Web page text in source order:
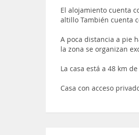
El alojamiento cuenta
altillo También cuenta
A poca distancia a pie
la zona se organizan
La casa está a 48 km
Casa con acceso